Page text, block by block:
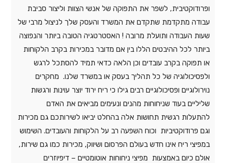
ופרודוקטיבית, לשפר את התפוקה של אנשי הצוות וליצור סביבת
עבודה מתקדמת שתקדם את המשרד והעסק שלך לניצול מרבי של
שעות העבודה ותועלת מרובה ! האסטרטגיה הטובה ביותר והנפוצה
ביותר לכל ההיבטים הללו בין אם מדובר במכירות בקרב הלקוחות
או תפוקה בקרב עובדים וכן הלאה כדאי תמיד להסתכל לרגש
ולפסיכולוגיה של כל תהליך בעסק או במשרד שלנו. מחקרים
נוירולוגיים ופסיכולוגיים רבים גילו כי ריח ירוד יוצר עוינות ורגשות
שליליים בעוד שניחוחות מהנים ונעימים מביאים את האדם
להתעלות רגשית תחושות אלה בהחלט יביאו לשירותכם גם מכירות
וגם פרודוקטיביות וכוח השפעה רב על הלקוחות והעובדים. השימוש
במפיצי ריח אינו חדש בעולם הפרסום ושיווק, מכירות כמו גם שירות,
אולם כיום באמצעות מפיצי ניחוחות אוטומטיים – דיפיוזרים